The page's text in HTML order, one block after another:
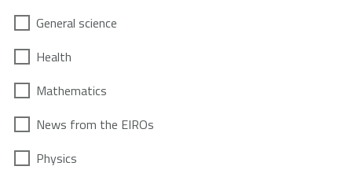
General science
Health
Mathematics
News from the EIROs
Physics